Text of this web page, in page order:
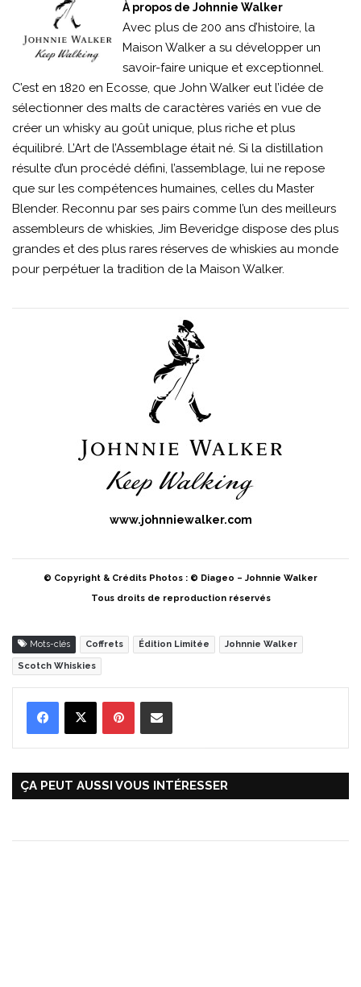
À propos de Johnnie Walker
Avec plus de 200 ans d’histoire, la
Maison Walker a su développer un
savoir-faire unique et exceptionnel.
C’est en 1820 en Ecosse, que John Walker eut l’idée de
sélectionner des malts de caractères variés en vue de
créer un whisky au goût unique, plus riche et plus
équilibré. L’Art de l’Assemblage était né. Si la distillation
résulte d’un procédé défini, l’assemblage, lui ne repose
que sur les compétences humaines, celles du Master
Blender. Reconnu par ses pairs comme l’un des meilleurs
assembleurs de whiskies, Jim Beveridge dispose des plus
grandes et des plus rares réserves de whiskies au monde
pour perpétuer la tradition de la Maison Walker.
www.johnniewalker.com
© Copyright & Crédits Photos : © Diageo – Johnnie Walker
Tous droits de reproduction réservés
Mots-clés Coffrets Édition Limitée Johnnie Walker
Scotch Whiskies
ÇA PEUT AUSSI VOUS INTÉRESSER